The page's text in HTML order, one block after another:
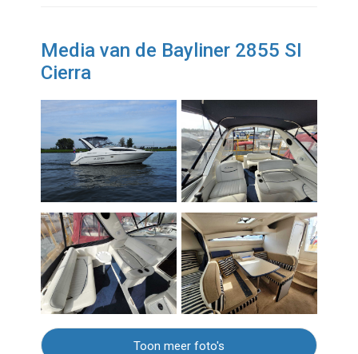
Media van de Bayliner 2855 SI
Cierra
Toon meer foto's